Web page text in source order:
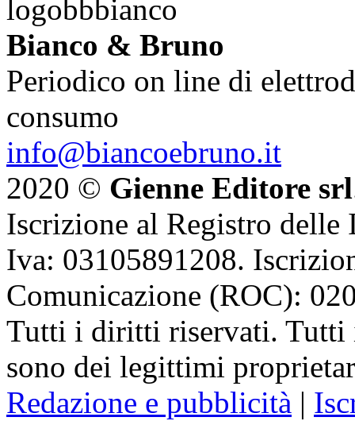
Bianco & Bruno
Periodico on line di
consumo
info@biancoebruno.it
2020 © Gienne Editore srl
Iscrizione al Registro delle
Iva: 03105891208.
Comunicazione (ROC):
Tutti i diritti riservati. Tutti
sono dei legittimi
Redazione e pubblicità |